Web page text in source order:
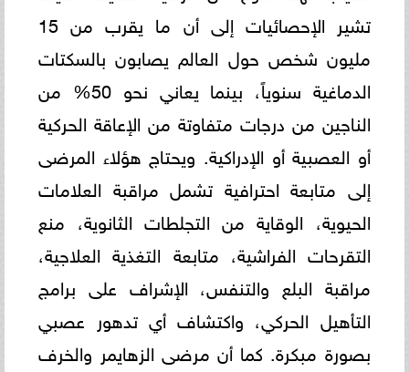
تشير الإحصائيات إلى أن ما يقرب من 15
مليون شخص حول العالم يصابون بالسكتات
الدماغية سنوياً، بينما يعاني نحو 50% من
الناجين من درجات متفاوتة من الإعاقة الحركية
أو العصبية أو الإدراكية. ويحتاج هؤلاء المرضى
إلى متابعة احترافية تشمل مراقبة العلامات
الحيوية، الوقاية من التجلطات الثانوية، منع
التقرحات الفراشية، متابعة التغذية العلاجية،
مراقبة البلع والتنفس، الإشراف على برامج
التأهيل الحركي، واكتشاف أي تدهور عصبي
بصورة مبكرة. كما أن مرضى الزهايمر والخرف